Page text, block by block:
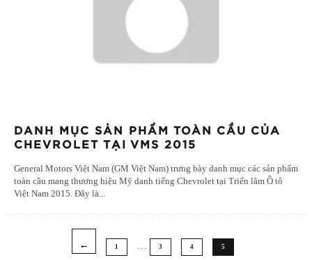
DANH MỤC SẢN PHẨM TOÀN CẦU CỦA
CHEVROLET TẠI VMS 2015
General Motors Việt Nam (GM Việt Nam) trưng bày danh mục các sản phẩm
toàn cầu mang thương hiệu Mỹ danh tiếng Chevrolet tại Triển lãm Ô tô
Việt Nam 2015. Đây là
1 3 4 5